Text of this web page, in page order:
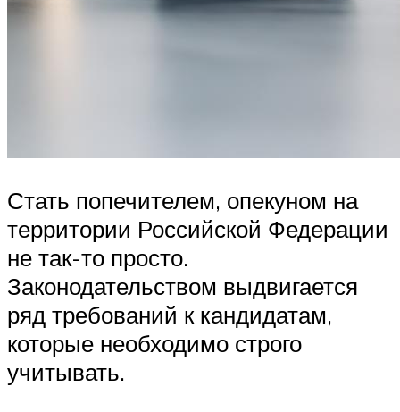
Стать попечителем, опекуном на
территории Российской Федерации
не так-то просто.
Законодательством выдвигается
ряд требований к кандидатам,
которые необходимо строго
учитывать.